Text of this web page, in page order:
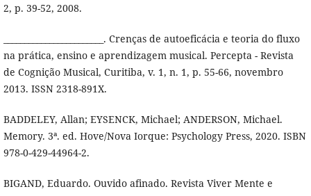
2, p. 39-52, 2008.
________________________. Crenças de autoeficácia e teoria do fluxo
na prática, ensino e aprendizagem musical. Percepta - Revista
de Cognição Musical, Curitiba, v. 1, n. 1, p. 55-66, novembro
2013. ISSN 2318-891X.
BADDELEY, Allan; EYSENCK, Michael; ANDERSON, Michael.
Memory. 3ª. ed. Hove/Nova Iorque: Psychology Press, 2020. ISBN
978-0-429-44964-2.
BIGAND, Eduardo. Ouvido afinado. Revista Viver Mente e